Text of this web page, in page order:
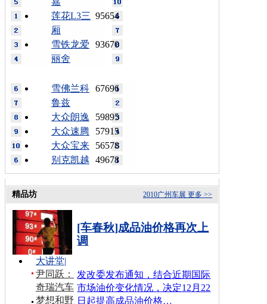
95654
莲花L3三
厢
93670
雪铁龙爱
丽舍
67696
雪佛兰科
鲁兹
59895
大众朗逸
57915
大众速腾
56578
大众宝来
49678
别克凯越
更多 >>
2010广州车展
精品坊
[车春秋]成品油价格再次上
调
发改委发布通知，结合近期国际
市场油价变化情况，决定12月22
日起提高成品油价格…
大讲堂|
尹同跃：
奇瑞汽车
梦想和野